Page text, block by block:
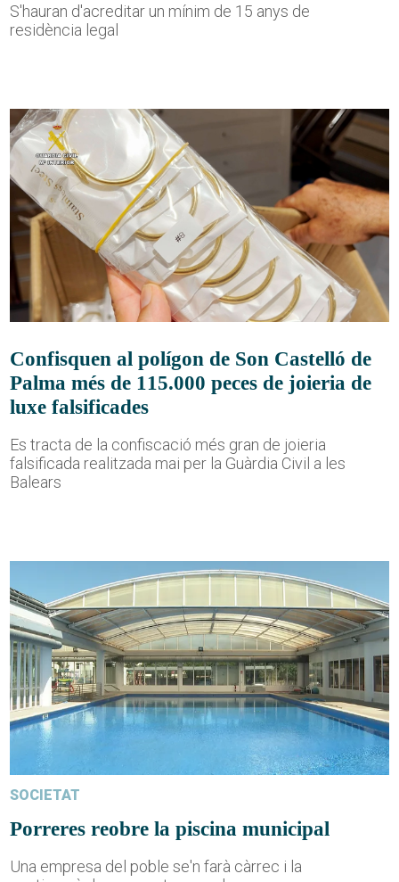
S'hauran d'acreditar un mínim de 15 anys de
residència legal
Confisquen al polígon de Son Castelló de
Palma més de 115.000 peces de joieria de
luxe falsificades
Es tracta de la confiscació més gran de joieria
falsificada realitzada mai per la Guàrdia Civil a les
Balears
SOCIETAT
Porreres reobre la piscina municipal
Una empresa del poble se'n farà càrrec i la